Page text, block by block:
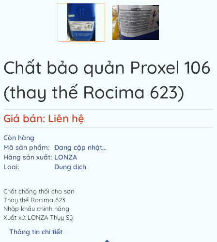
Chất bảo quản Proxel 106
(thay thế Rocima 623)
Giá bán: Liên hệ
Còn hàng
Mã sản phẩm: Đang cập nhật...
Hãng sản xuất: LONZA
Loại:
Dung dịch
Chất chống thối cho sơn
Thay thế Rocima 623
Nhập khẩu chính hãng
Xuất xứ: LONZA Thụy Sỹ
Thông tin chi tiết